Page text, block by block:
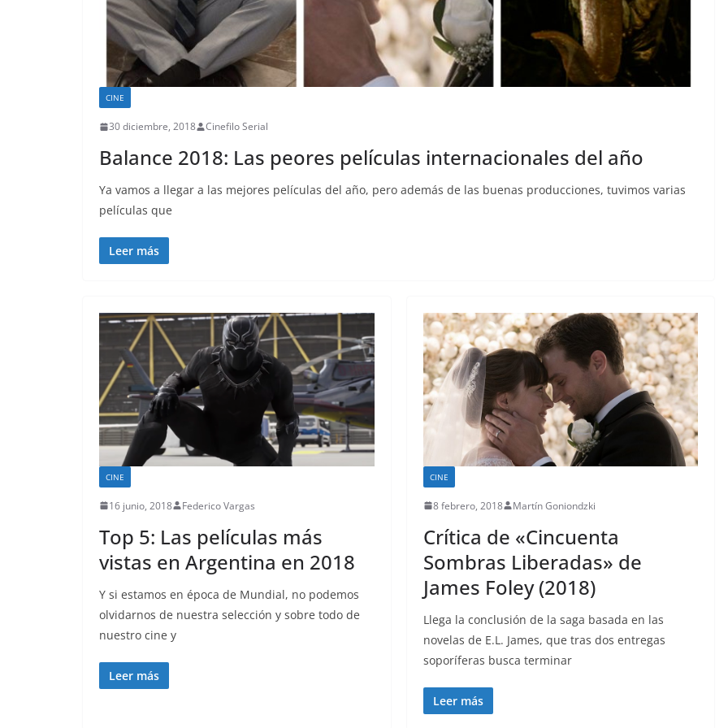
CINE
30 diciembre, 2018 Cinefilo Serial
Balance 2018: Las peores películas internacionales del año
Ya vamos a llegar a las mejores películas del año, pero además de las buenas producciones, tuvimos varias
películas que
Leer más
CINE
16 junio, 2018 Federico Vargas
Top 5: Las películas más
vistas en Argentina en 2018
Y si estamos en época de Mundial, no podemos
olvidarnos de nuestra selección y sobre todo de
nuestro cine y
Leer más
CINE
8 febrero, 2018 Martín Goniondzki
Crítica de «Cincuenta
Sombras Liberadas» de
James Foley (2018)
Llega la conclusión de la saga basada en las
novelas de E.L. James, que tras dos entregas
soporíferas busca terminar
Leer más